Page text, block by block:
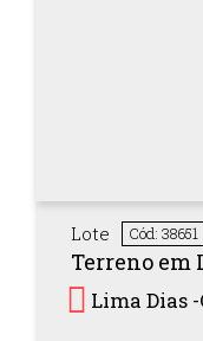
Lote Cód: 38651
Terreno em
Lima Dias -